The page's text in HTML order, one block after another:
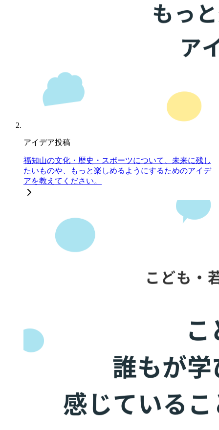
アイデア投稿
福知山の文化・歴史・スポーツについて、未来に残し
たいものや、もっと楽しめるようにするためのアイデ
アを教えてください。